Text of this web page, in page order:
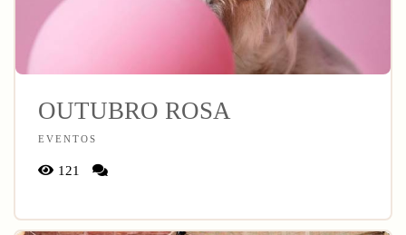
OUTUBRO ROSA
EVENTOS
121